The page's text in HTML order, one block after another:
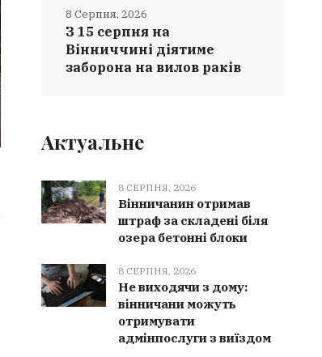
ЗДОРОВ'Я
Альтернатива ультраобробленій
їжі: 6 простих і корисних рецептів,
які легко приготувати вдома
З 15 серпня на
Вінниччині діятиме
заборона на вилов раків
8 Серпня, 2026
Актуальне
8 СЕРПНЯ, 2026
Вінничанин отримав
штраф за складені біля
озера бетонні блоки
8 СЕРПНЯ, 2026
Не виходячи з дому:
вінничани можуть
отримувати
адмінпослуги з виїздом